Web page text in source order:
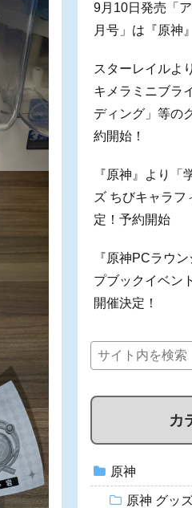
9月10日発売「
月号」は『原神
スターレイルよ
キメラミニブラ
ディング」等の
約開始！
『原神』より「
ズ ちびキャラフ
定！予約開始
『原神PCラウ
プブックイベン
開催決定！
カ
原神
原神 グッ